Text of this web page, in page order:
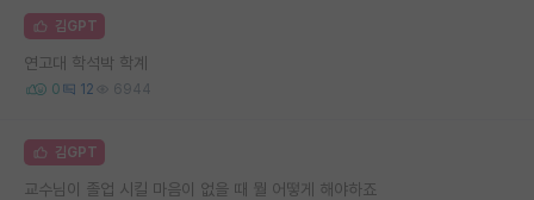
김GPT
연고대 학석박 학계
0 12 6944
김GPT
교수님이 졸업 시킬 마음이 없을 때 뭘 어떻게 해야하죠